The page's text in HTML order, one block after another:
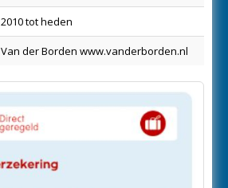
2010 tot heden
Van der Borden www.vanderborden.nl